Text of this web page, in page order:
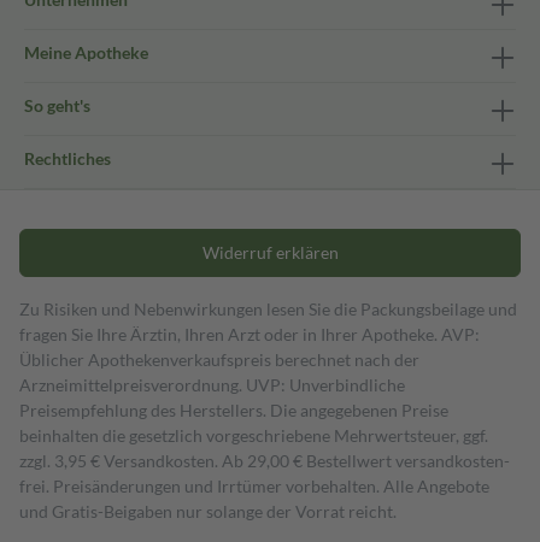
Meine Apotheke
So geht's
Rechtliches
Widerruf erklären
Zu Risiken und Nebenwirkungen lesen Sie die Packungsbeilage und
fragen Sie Ihre Ärztin, Ihren Arzt oder in Ihrer Apotheke. AVP:
Üblicher Apothekenverkaufspreis berechnet nach der
Arzneimittelpreisverordnung. UVP: Unverbindliche
Preisempfehlung des Herstellers. Die angegebenen Preise
beinhalten die gesetzlich vorgeschriebene Mehrwertsteuer, ggf.
zzgl. 3,95 € Versandkosten. Ab 29,00 € Bestell­wert versand­kosten­
frei. Preisänderungen und Irrtümer vorbehalten. Alle Angebote
und Gratis-Beigaben nur solange der Vorrat reicht.